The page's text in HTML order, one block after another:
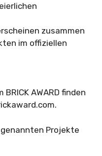
zusammen
im offiziellen
AWARD finden
Projekte